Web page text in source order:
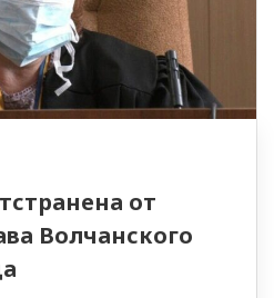
от
Волчанского